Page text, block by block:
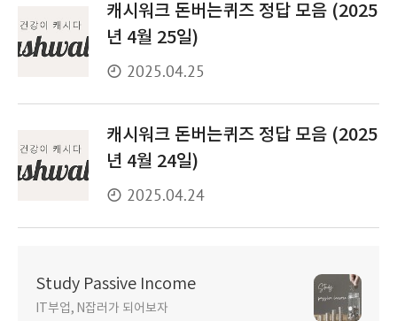
캐시워크 돈버는퀴즈 정답 모음 (2025
년 4월 25일)
2025.04.25
캐시워크 돈버는퀴즈 정답 모음 (2025
년 4월 24일)
2025.04.24
Study Passive Income
IT부업, N잡러가 되어보자